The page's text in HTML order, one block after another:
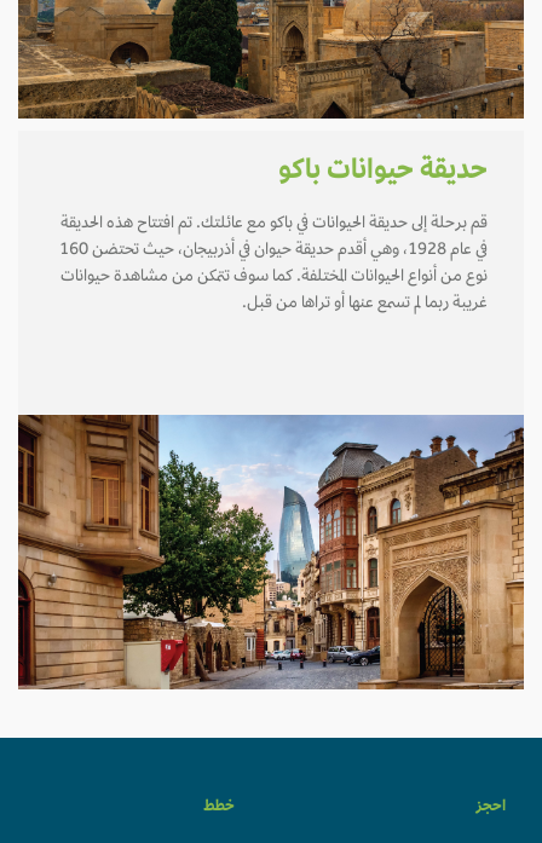
حديقة حيوانات باكو
قم برحلة إلى حديقة الحيوانات في باكو مع عائلتك. تم افتتاح هذه الحديقة
في عام 1928، وهي أقدم حديقة حيوان في أذربيجان، حيث تحتضن 160
نوع من أنواع الحيوانات المختلفة. كما سوف تتمكن من مشاهدة حيوانات
غريبة ربما لم تسمع عنها أو تراها من قبل.
احجز خطط